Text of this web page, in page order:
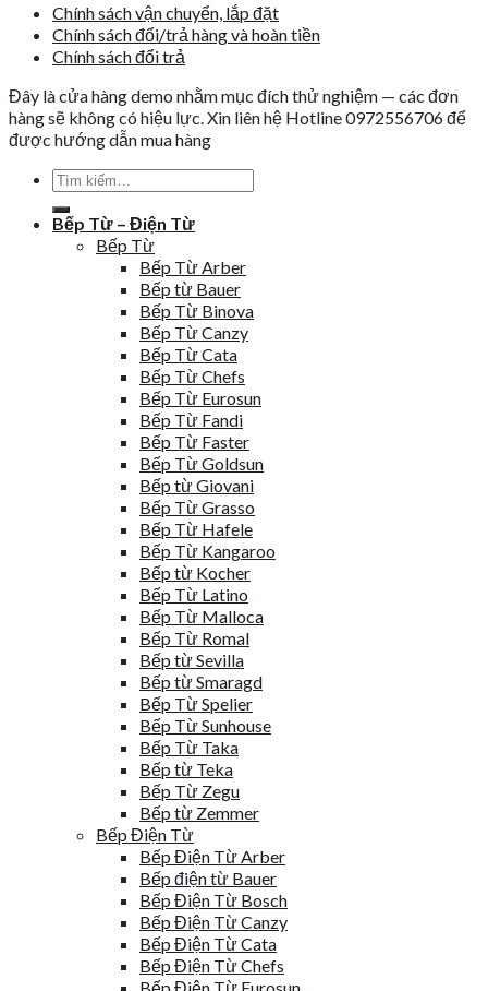
Chính sách vận chuyển, lắp đặt
Chính sách đổi/trả hàng và hoàn tiền
Chính sách đổi trả
Đây là cửa hàng demo nhằm mục đích thử nghiệm — các đơn
hàng sẽ không có hiệu lực. Xin liên hệ Hotline 0972556706 để
được hướng dẫn mua hàng
Tìm
kiếm:
Bếp Từ – Điện Từ
Bếp Từ
Bếp Từ Arber
Bếp từ Bauer
Bếp Từ Binova
Bếp Từ Canzy
Bếp Từ Cata
Bếp Từ Chefs
Bếp Từ Eurosun
Bếp Từ Fandi
Bếp Từ Faster
Bếp Từ Goldsun
Bếp từ Giovani
Bếp Từ Grasso
Bếp Từ Hafele
Bếp Từ Kangaroo
Bếp từ Kocher
Bếp Từ Latino
Bếp Từ Malloca
Bếp Từ Romal
Bếp từ Sevilla
Bếp từ Smaragd
Bếp Từ Spelier
Bếp Từ Sunhouse
Bếp Từ Taka
Bếp từ Teka
Bếp Từ Zegu
Bếp từ Zemmer
Bếp Điện Từ
Bếp Điện Từ Arber
Bếp điện từ Bauer
Bếp Điện Từ Bosch
Bếp Điện Từ Canzy
Bếp Điện Từ Cata
Bếp Điện Từ Chefs